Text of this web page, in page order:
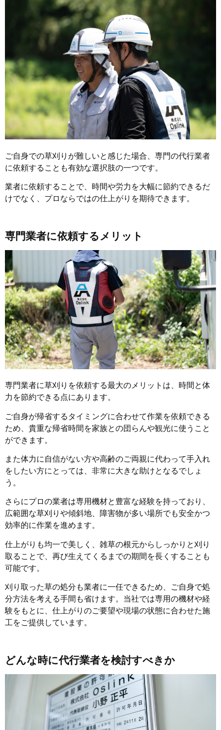
ご自身での草刈りが難しいと感じた場合、専門の代行業者
に依頼することも有効な選択肢の一つです。
業者に依頼することで、時間や労力を大幅に節約できるだ
けでなく、プロならではの仕上がりを期待できます。
専門業者に依頼するメリット
専門業者に草刈りを依頼する最大のメリットは、時間と体
力を節約できる点にあります。
ご自身が帰省するタイミングに合わせて作業を依頼できる
ため、貴重な帰省時間を家族との団らんや観光に使うこと
ができます。
また体力に自信がない方や高齢のご両親に代わって手入れ
をしたい方にとっては、非常に大きな助けとなるでしょ
う。
さらにプロの業者は専用機材と豊富な経験を持っており、
広範囲な草刈りや傾斜地、障害物が多い場所でも安全かつ
効率的に作業を進めます。
仕上がりも均一で美しく、雑草の根元からしっかりと刈り
取ることで、再び生えてくるまでの期間を長くすることも
可能です。
刈り取った草の処分も業者に一任できるため、ご自身で処
分方法を考える手間も省けます。当社では専用の機材や経
験をもとに、仕上がりのご要望や現場の状態に合わせた施
工をご提供しています。
どんな時に代行業者を検討すべきか